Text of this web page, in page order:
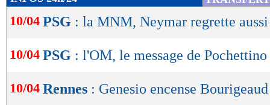
de
lecture
OK
10/04 PSG : la MNM, Neymar regrette aussi
10/04 PSG : l'OM, le message de Pochettino
10/04 Rennes : Genesio encense Bourigeaud